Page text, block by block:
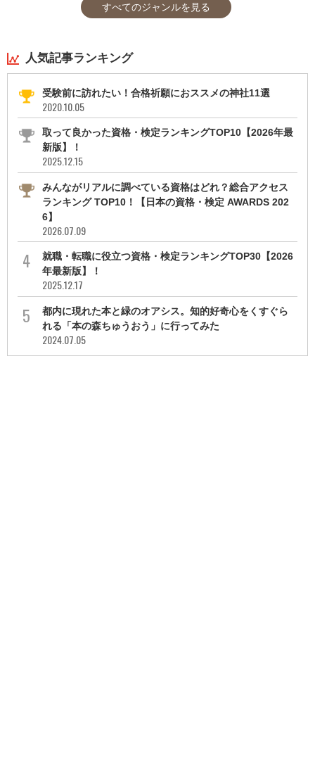
すべてのジャンルを見る
人気記事ランキング
受験前に訪れたい！合格祈願におススメの神社11選
2020.10.05
取って良かった資格・検定ランキングTOP10【2026年最
新版】！
2025.12.15
みんながリアルに調べている資格はどれ？総合アクセス
ランキング TOP10！【日本の資格・検定 AWARDS 202
6】
2026.07.09
就職・転職に役立つ資格・検定ランキングTOP30【2026
年最新版】！
2025.12.17
都内に現れた本と緑のオアシス。知的好奇心をくすぐら
れる「本の森ちゅうおう」に行ってみた
2024.07.05